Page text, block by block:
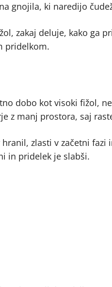
gnojila, ki naredijo
zakaj deluje, kako ga
pridelkom.
dobo kot visoki fižol,
z manj prostora, saj
zlasti v začetni fazi
in pridelek je slabši.